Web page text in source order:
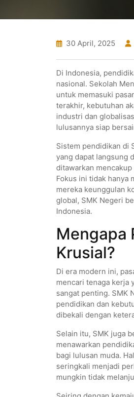
30 April, 2025
Di Indonesia,
nasional. Sekolah
untuk memasuki
terakhir, kebutuhan
industri dan
lulusannya siap
Sistem pendidikan di
yang dapat langsung
ditawarkan
Fokus ini tidak hanya
mereka keunggulan
global, SMK Negeri
Indonesia.
Mengapa
Krusial?
Di era modern ini,
mencari tenaga kerja
sangat penting. SMK
pendidikan dan
dibekali dengan
Selain itu, SMK juga
menawarkan
bagi lulusan muda.
seringkali menjadi
mungkin tidak